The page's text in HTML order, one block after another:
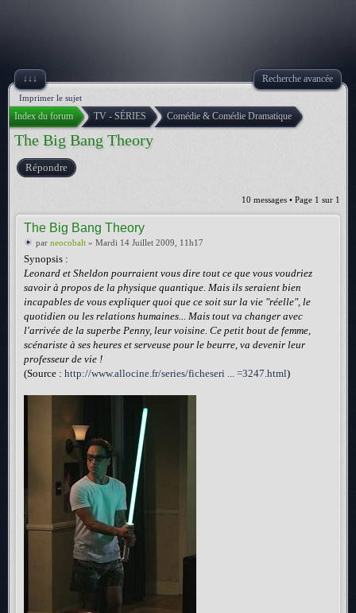
↓↓↓ Recherche avancée
Imprimer le sujet
Index du forum TV - SÉRIES Comédie & Comédie Dramatique
The Big Bang Theory
Répondre
10 messages • Page 1 sur 1
The Big Bang Theory
par neocobalt » Mardi 14 Juillet 2009, 11h17
Synopsis :
Leonard et Sheldon pourraient vous dire tout ce que vous voudriez
savoir à propos de la physique quantique. Mais ils seraient bien
incapables de vous expliquer quoi que ce soit sur la vie "réelle", le
quotidien ou les relations humaines... Mais tout va changer avec
l'arrivée de la superbe Penny, leur voisine. Ce petit bout de femme,
scénariste à ses heures et serveuse pour le beurre, va devenir leur
professeur de vie !
(Source : http://www.allocine.fr/series/ficheseri ... =3247.html)